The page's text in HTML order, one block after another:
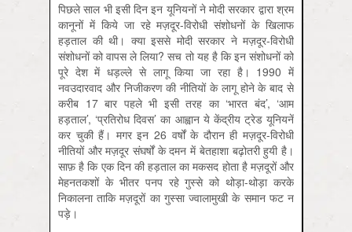
पिछले साल भी इसी दिन इन यूनियनों ने मोदी सरकार द्वारा श्रम
कानूनों में किये जा रहे मज़दूर-विरोधी संशोधनों के खिलाफ
हड़ताल की थी। क्या इससे मोदी सरकार ने मज़दूर-विरोधी
संशोधनों को वापस ले लिया? सच तो यह है कि इन संशोधनों को
पूरे देश में धड़ल्ले से लागू किया जा रहा है। 1990 में
नवउदारवाद और निजीकरण की नीतियों के लागू होने के बाद से
करीब 17 बार पहले भी इसी तरह का ‘भारत बंद’, ‘आम
हड़ताल’, ‘प्रतिरोध दिवस’ का आह्वान ये केंद्रीय ट्रेड यूनियनें
कर चुकी हैं। मगर इन 26 वर्षों के दौरान ही मज़दूर-विरोधी
नीतियों और मज़दूर संघर्षों के दमन में बेतहाशा बढ़ोतरी हुयी है।
साफ़ है कि एक दिन की हड़ताल का मकसद होता है मज़दूरों और
मेहनतकशों के भीतर पनप रहे गुस्से को थोड़ा-थोड़ा करके
निकालना ताकि मज़दूरों का गुस्सा ज्वालामुखी के समान फट न
पड़े।